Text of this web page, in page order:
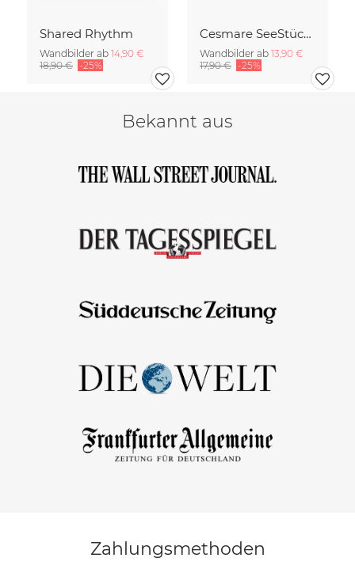
Shared Rhythm
Wandbilder ab 14,90 €
18,90 € -25%
Cesmare SeeStück No.09
Wandbilder ab 13,90 €
17,90 € -25%
Bekannt aus
Zahlungsmethoden